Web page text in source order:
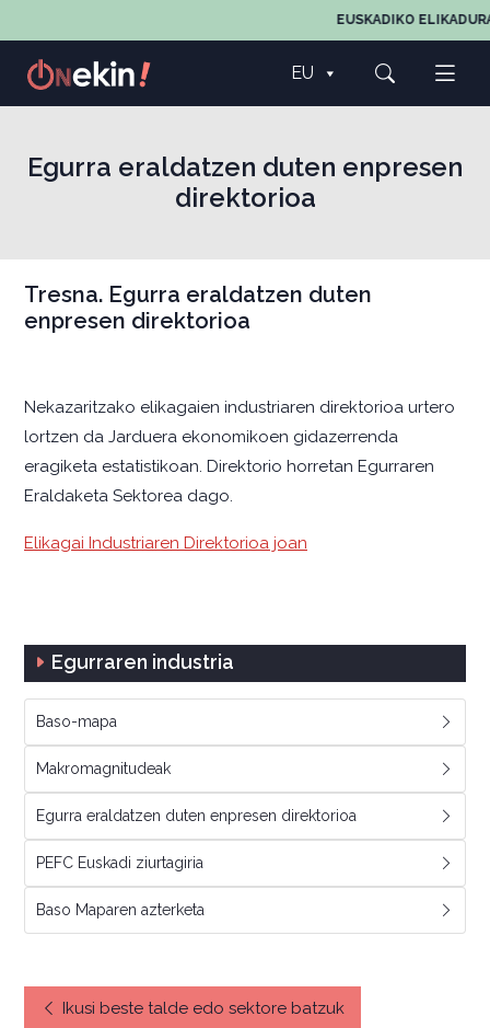
EUSKADIKO
EU
Egurra eraldatzen duten enpresen
direktorioa
Tresna. Egurra eraldatzen duten
enpresen direktorioa
Nekazaritzako elikagaien industriaren direktorioa urtero
lortzen da Jarduera ekonomikoen gidazerrenda
eragiketa estatistikoan. Direktorio horretan Egurraren
Eraldaketa Sektorea dago.
Elikagai Industriaren Direktorioa joan
Egurraren industria
Baso-mapa
Makromagnitudeak
Egurra eraldatzen duten enpresen direktorioa
PEFC Euskadi ziurtagiria
Baso Maparen azterketa
Ikusi beste talde edo sektore batzuk